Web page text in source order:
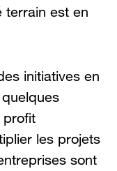
terrain est en
initiatives en
profit
les projets
sont